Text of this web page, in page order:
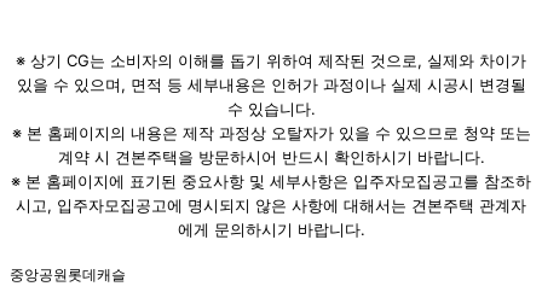
※ 상기 CG는 소비자의 이해를 돕기 위하여 제작된 것으로, 실제와 차이가
있을 수 있으며, 면적 등 세부내용은 인허가 과정이나 실제 시공시 변경될
수 있습니다.
※ 본 홈페이지의 내용은 제작 과정상 오탈자가 있을 수 있으므로 청약 또는
계약 시 견본주택을 방문하시어 반드시 확인하시기 바랍니다.
※ 본 홈페이지에 표기된 중요사항 및 세부사항은 입주자모집공고를 참조하
시고, 입주자모집공고에 명시되지 않은 사항에 대해서는 견본주택 관계자
에게 문의하시기 바랍니다.
중앙공원롯데캐슬